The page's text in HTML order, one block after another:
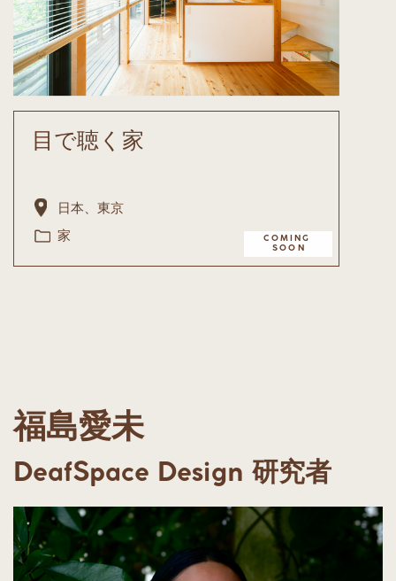
目で聴く家
日本、東京
家
COMING ​
SOON
福島愛未
DeafSpace Design 研究者